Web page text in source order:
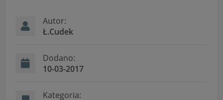
Autor:
Ł.Cudek
Dodano:
10-03-2017
Kategoria: